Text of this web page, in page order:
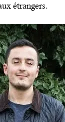
étrangers.